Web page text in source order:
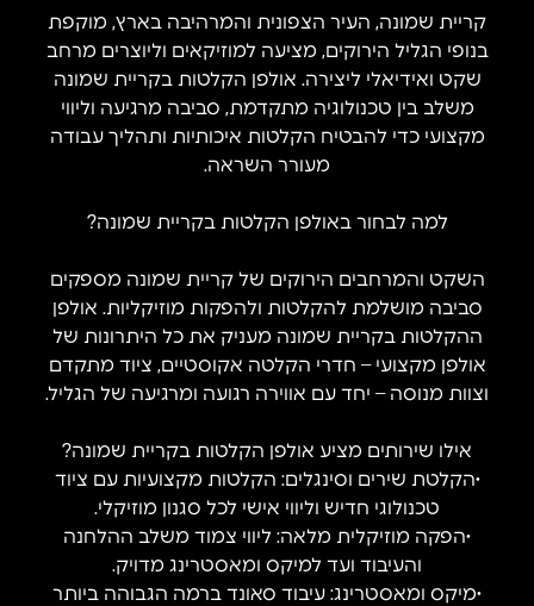
קריית שמונה, העיר הצפונית והמרהיבה בארץ, מוקפת
בנופי הגליל הירוקים, מציעה למוזיקאים וליוצרים מרחב
שקט ואידיאלי ליצירה. אולפן הקלטות בקריית שמונה
משלב בין טכנולוגיה מתקדמת, סביבה מרגיעה וליווי
מקצועי כדי להבטיח הקלטות איכותיות ותהליך עבודה
מעורר השראה.
למה לבחור באולפן הקלטות בקריית שמונה?
השקט והמרחבים הירוקים של קריית שמונה מספקים
סביבה מושלמת להקלטות ולהפקות מוזיקליות. אולפן
ההקלטות בקריית שמונה מעניק את כל היתרונות של
אולפן מקצועי – חדרי הקלטה אקוסטיים, ציוד מתקדם
וצוות מנוסה – יחד עם אווירה רגועה ומרגיעה של הגליל.
אילו שירותים מציע אולפן הקלטות בקריית שמונה?
•הקלטת שירים וסינגלים: הקלטות מקצועיות עם ציוד
טכנולוגי חדיש וליווי אישי לכל סגנון מוזיקלי.
•הפקה מוזיקלית מלאה: ליווי צמוד משלב ההלחנה
והעיבוד ועד למיקס ומאסטרינג מדויק.
•מיקס ומאסטרינג: עיבוד סאונד ברמה הגבוהה ביותר